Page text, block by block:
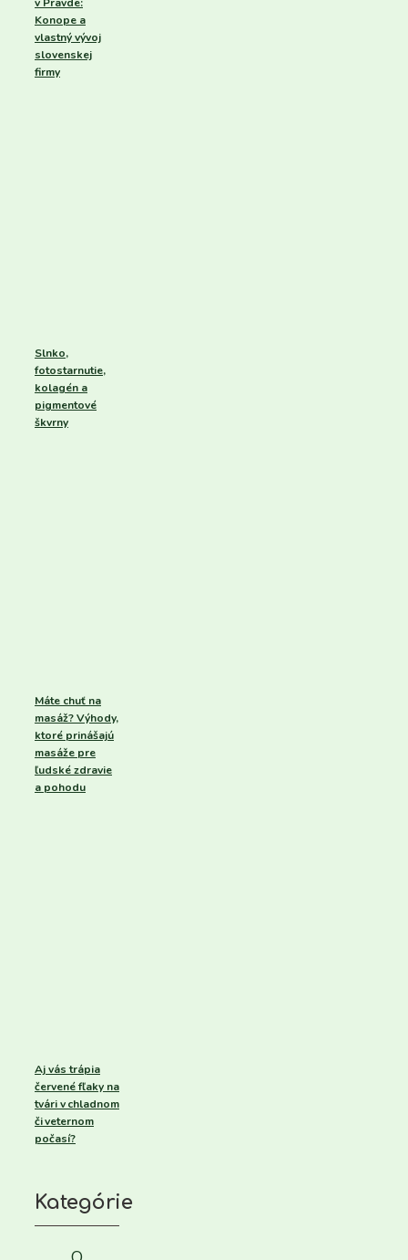
v Pravde:
Konope a
vlastný vývoj
slovenskej
firmy
Slnko,
fotostarnutie,
kolagén a
pigmentové
škvrny
Máte chuť na
masáž? Výhody,
ktoré prinášajú
masáže pre
ľudské zdravie
a pohodu
Aj vás trápia
červené fľaky na
tvári v chladnom
či veternom
počasí?
Kategórie